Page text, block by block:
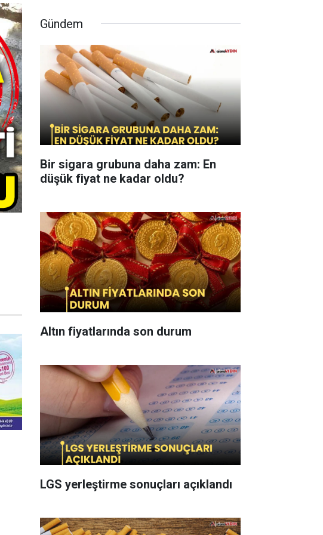
Gündem
Bir sigara grubuna daha zam: En
düşük fiyat ne kadar oldu?
Altın fiyatlarında son durum
LGS yerleştirme sonuçları açıklandı